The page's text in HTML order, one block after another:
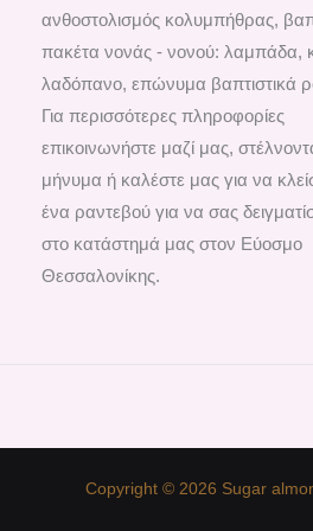
ανθοστολισμός κολυμπήθρας,
πακέτα νονάς - νονού: λαμπάδα,
λαδόπανο, επώνυμα βαπτιστικά
Για περισσότερες πληροφορίες
επικοινωνήστε μαζί μας,
μήνυμα ή καλέστε μας για να
ένα ραντεβού για να σας
στο κατάστημά μας στον Εύοσμο
Θεσσαλονίκης.
Copyright © 2026 Sugar